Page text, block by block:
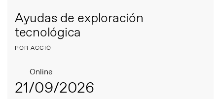
Ayudas de exploración
tecnológica
POR ACCIÓ
Online
21/09/2026